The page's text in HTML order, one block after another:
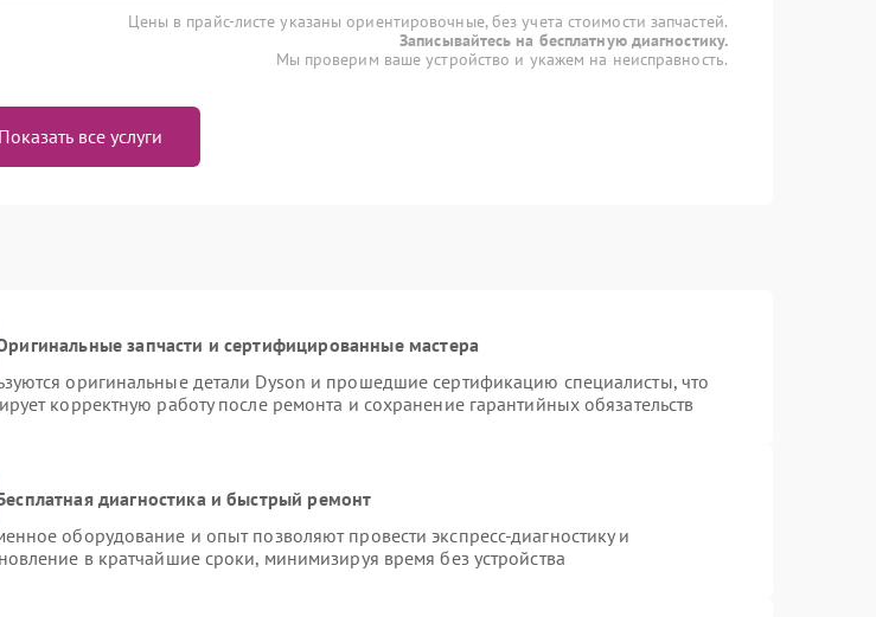
Цены в прайс-листе указаны ориентировочные, без учета стоимости запчастей.
Записывайтесь на бесплатную диагностику.
Мы проверим ваше устройство и укажем на неисправность.
Показать все услуги
запчасти и сертифицированные мастера
оригинальные детали Dyson и прошедшие сертификацию специалисты, что
корректную работу после ремонта и сохранение гарантийных обязательств
диагностика и быстрый ремонт
оборудование и опыт позволяют провести экспресс-диагностику и
в кратчайшие сроки, минимизируя время без устройства